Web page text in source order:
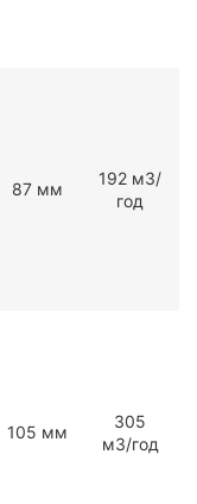
87 мм
192 мЗ/
год
105 мм
305
мЗ/год